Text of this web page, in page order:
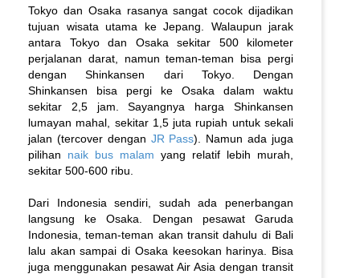
Tokyo dan Osaka rasanya sangat cocok dijadikan
tujuan wisata utama ke Jepang. Walaupun jarak
antara Tokyo dan Osaka sekitar 500 kilometer
perjalanan darat, namun teman-teman bisa pergi
dengan Shinkansen dari Tokyo. Dengan
Shinkansen bisa pergi ke Osaka dalam waktu
sekitar 2,5 jam. Sayangnya harga Shinkansen
lumayan mahal, sekitar 1,5 juta rupiah untuk sekali
jalan (tercover dengan JR Pass). Namun ada juga
pilihan naik bus malam yang relatif lebih murah,
sekitar 500-600 ribu.
Dari Indonesia sendiri, sudah ada penerbangan
langsung ke Osaka. Dengan pesawat Garuda
Indonesia, teman-teman akan transit dahulu di Bali
lalu akan sampai di Osaka keesokan harinya. Bisa
juga menggunakan pesawat Air Asia dengan transit